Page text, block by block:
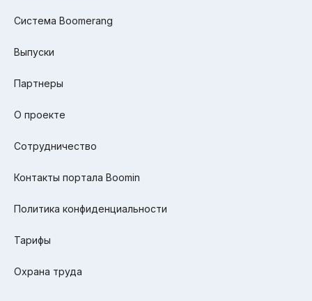
Система Boomerang
Выпуски
Партнеры
О проекте
Сотрудничество
Контакты портала Boomin
Политика конфиденциальности
Тарифы
Охрана труда